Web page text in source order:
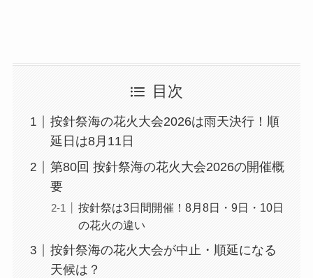
目次
按針祭海の花火大会2026は雨天決行！順
延日は8月11日
第80回 按針祭海の花火大会2026の開催概
要
按針祭は3日間開催！8月8日・9日・10日
の花火の違い
按針祭海の花火大会が中止・順延になる
天候は？